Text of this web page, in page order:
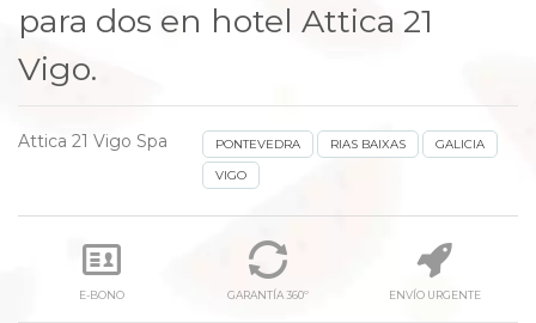
para dos en hotel Attica 21
Vigo.
Attica 21 Vigo Spa PONTEVEDRA RIAS BAIXAS
GALICIA
VIGO
E-BONO GARANTÍA 360º ENVÍO URGENTE